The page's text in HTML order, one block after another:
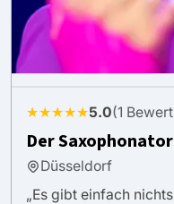
★★★★★5.0(1
Der Saxophonator
Düsseldorf
„Es gibt einfach